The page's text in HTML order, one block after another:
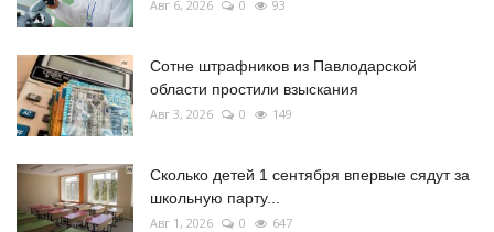
Авг 6, 2026 0 93
Сотне штрафников из Павлодарской
области простили взыскания
Авг 3, 2026 0 149
Сколько детей 1 сентября впервые сядут за
школьную парту...
Авг 1, 2026 0 647